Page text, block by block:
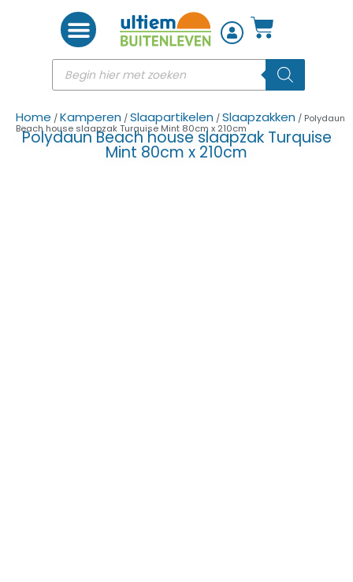
Home /Kamperen /Slaapartikelen /Slaapzakken / Polydaun
Beach house slaapzak Turquise Mint 80cm x 210cm
Polydaun Beach house slaapzak Turquise
Mint 80cm x 210cm